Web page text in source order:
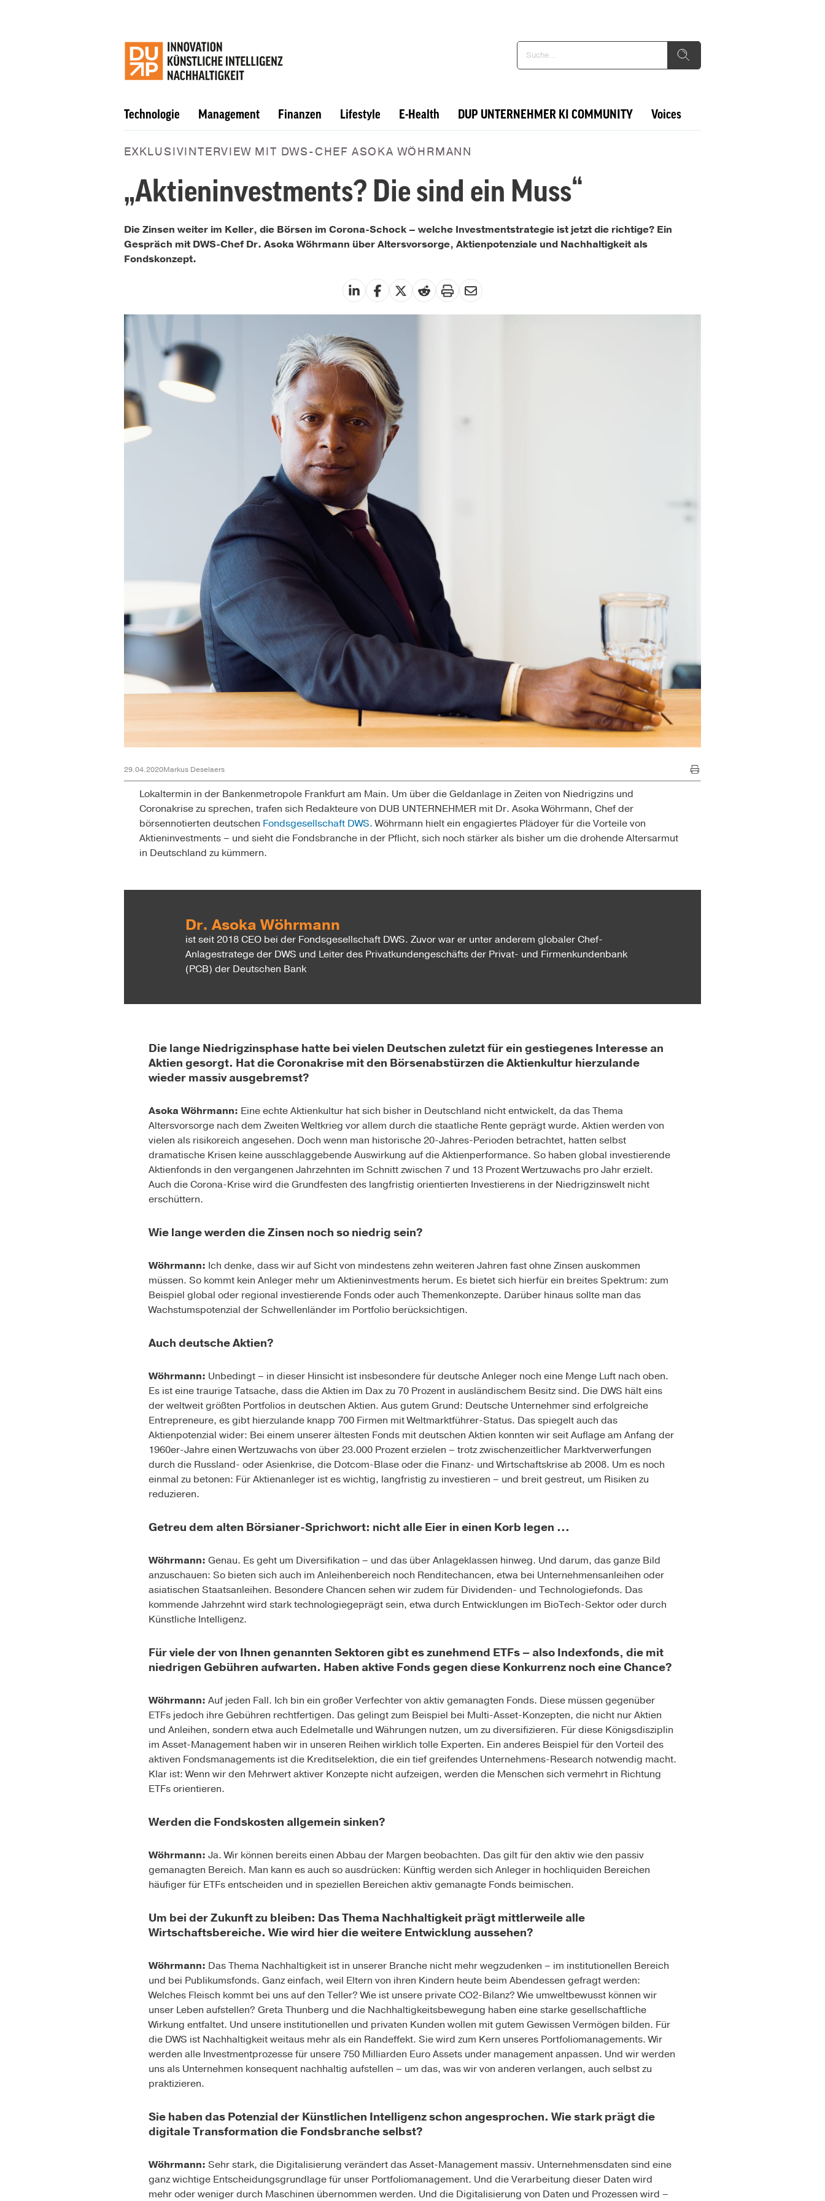
Technologie Management Finanzen Lifestyle E-Health DUP UNTERNEHMER KI COMMUNITY Voices
EXKLUSIVINTERVIEW MIT DWS-CHEF ASOKA WÖHRMANN
„Aktieninvestments? Die sind ein Muss“
Die Zinsen weiter im Keller, die Börsen im Corona-Schock – welche Investmentstrategie ist jetzt die richtige? Ein
Gespräch mit DWS-Chef Dr. Asoka Wöhrmann über Altersvorsorge, Aktienpotenziale und Nachhaltigkeit als
Fondskonzept.
29.04.2020Markus Deselaers
Lokaltermin in der Bankenmetropole Frankfurt am Main. Um über die Geldanlage in Zeiten von Niedrigzins und
Coronakrise zu sprechen, trafen sich Redakteure von DUB UNTERNEHMER mit Dr. Asoka Wöhrmann, Chef der
börsennotierten deutschen Fondsgesellschaft DWS. Wöhrmann hielt ein engagiertes Plädoyer für die Vorteile von
Aktieninvest­ments – und sieht die Fondsbranche in der Pflicht, sich noch stärker als bisher um die drohende Altersarmut
in Deutschland zu kümmern.
Dr. Asoka Wöhrmann
ist seit 2018 CEO bei der Fondsgesellschaft DWS. Zuvor war er unter anderem globaler Chef-
Anlagestra­tege der DWS und Leiter des Privatkundengeschäfts der Privat- und Firmenkundenbank
(PCB) der Deutschen Bank
Die lange Niedrigzins­phase hatte bei vielen Deutschen zuletzt für ein gestiegenes Interesse an
Aktien gesorgt. Hat die Corona­krise mit den Börsenabstürzen die Aktienkultur hierzulande
wieder massiv ausgebremst?
Asoka Wöhrmann: Eine echte Aktienkultur hat sich bisher in Deutschland nicht entwickelt, da das Thema
Altersvorsorge nach dem Zweiten Weltkrieg vor allem durch die staatliche Rente geprägt wurde. Aktien werden von
vielen als risikoreich angesehen. Doch wenn man historische 20-Jahres-Perioden betrachtet, hatten selbst
dramatische Krisen keine ausschlaggebende Auswirkung auf die Aktienperformance. So haben global investierende
Aktienfonds in den vergangenen Jahrzehnten im Schnitt zwischen 7 und 13 Prozent Wertzuwachs pro Jahr erzielt.
Auch die Corona-Krise wird die Grundfesten des langfristig orientierten Investierens in der Niedrigzinswelt nicht
erschüttern.
Wie lange werden die Zinsen noch so niedrig sein?
Wöhrmann: Ich denke, dass wir auf Sicht von mindestens zehn weiteren Jahren fast ohne Zinsen auskommen
müssen. So kommt kein Anleger mehr um Aktien­investments herum. Es bietet sich hierfür ein breites Spektrum: zum
Beispiel global oder regional investierende Fonds oder auch Themenkonzepte. Darüber hinaus sollte man das
Wachstumspotenzial der Schwellenländer im Portfolio berücksichtigen.
Auch deutsche Aktien?
Wöhrmann: Unbedingt – in dieser Hinsicht ist insbesondere für deutsche Anleger noch eine Menge Luft nach oben.
Es ist eine traurige Tatsache, dass die Aktien im Dax zu 70 Prozent in ausländischem Besitz sind. Die DWS hält eins
der weltweit größten Portfolios in deutschen Aktien. Aus gutem Grund: Deutsche Unternehmer sind erfolgreiche
Entrepreneure, es gibt hierzulande knapp 700 Firmen mit Weltmarktführer-Status. Das spiegelt auch das
Aktienpotenzial wider: Bei einem unserer ältesten Fonds mit deutschen Aktien konnten wir seit Auflage am Anfang der
1960er-Jahre einen Wertzuwachs von über 23.000 Prozent erzielen – trotz zwischenzeitlicher Marktverwerfungen
durch die Russland- oder Asienkrise, die Dotcom-Blase oder die Finanz- und Wirtschaftskrise ab 2008. Um es noch
einmal zu betonen: Für Aktien­anleger ist es wichtig, langfristig zu investieren – und breit gestreut, um Risiken zu
reduzieren.
Getreu dem alten Börsianer-Sprichwort: nicht alle Eier in einen Korb legen ...
Wöhrmann: Genau. Es geht um Diversifikation – und das über Anlageklassen hinweg. Und darum, das ­ganze Bild
anzuschauen: So bieten sich auch im Anleihenbereich noch Renditechancen, etwa bei Unternehmensanleihen oder
asiatischen Staatsanleihen. Besondere Chancen sehen wir zudem für Dividenden- und Technologiefonds. Das
kommende Jahrzehnt wird stark technologiegeprägt sein, etwa durch Entwicklungen im BioTech-Sektor oder durch
Künstliche Intelligenz.
Für viele der von Ihnen genannten Sektoren gibt es zunehmend ETFs – also Indexfonds, die mit
niedrigen Gebühren aufwarten. Haben aktive Fonds gegen diese Konkurrenz noch eine Chance?
Wöhrmann: Auf jeden Fall. Ich bin ein großer Verfechter von aktiv gemanagten Fonds. Diese müssen gegenüber
ETFs jedoch ihre Gebühren rechtfertigen. Das gelingt zum Beispiel bei Multi-Asset-Konzepten, die nicht nur Aktien
und Anleihen, sondern etwa auch Edelmetalle und Währungen nutzen, um zu diversifizieren. Für diese Königsdisziplin
im Asset-Management haben wir in unseren Reihen wirklich tolle Experten. Ein anderes Beispiel für den Vorteil des
aktiven Fondsmanagements ist die Kreditselektion, die ein tief greifendes Unternehmens-Research notwendig macht.
Klar ist: Wenn wir den Mehrwert aktiver Konzepte nicht aufzeigen, werden die Menschen sich vermehrt in Richtung
ETFs orientieren.
Werden die Fondskosten allgemein sinken?
Wöhrmann: Ja. Wir können bereits einen Abbau der Margen beobachten. Das gilt für den aktiv wie den passiv
gemanagten Bereich. Man kann es auch so ausdrücken: Künftig werden sich Anleger in hochliqui­den Bereichen
häufiger für ETFs entscheiden und in speziellen Bereichen aktiv gemanagte Fonds beimischen.
Um bei der Zukunft zu bleiben: Das Thema Nachhaltigkeit prägt mittlerweile alle
Wirtschaftsbereiche. Wie wird hier die weitere Entwicklung aussehen?
Wöhrmann: Das Thema Nachhaltigkeit ist in unserer Branche nicht mehr wegzudenken – im institutionellen Bereich
und bei Publikumsfonds. Ganz einfach, weil Eltern von ihren Kindern heute beim Abendessen gefragt werden:
Welches Fleisch kommt bei uns auf den Teller? Wie ist unsere private CO2-Bilanz? Wie umweltbewusst können wir
unser Leben aufstellen? Greta Thunberg und die Nachhaltigkeitsbewegung haben eine starke gesellschaftliche
Wirkung entfaltet. Und unsere institutionellen und privaten Kunden wollen mit gutem Gewissen Vermögen bilden. Für
die DWS ist Nachhaltigkeit weitaus mehr als ein Randeffekt. Sie wird zum Kern unse­res Portfoliomanagements. Wir
werden alle Investmentprozesse für unsere 750 Milliarden Euro Assets under management anpassen. Und wir werden
uns als Unternehmen konsequent nachhaltig aufstellen – um das, was wir von anderen verlangen, auch selbst zu
praktizieren.
Sie haben das Potenzial der Künstlichen Intelligenz schon angesprochen. Wie stark prägt die
digitale Transformation die Fondsbranche selbst?
Wöhrmann: Sehr stark, die Digitalisierung verändert das Asset-Management massiv. Unternehmensdaten sind eine
ganz wichtige Entscheidungsgrundlage für unser Portfoliomanagement. Und die Verarbeitung dieser Daten wird
mehr oder weniger durch Maschinen übernommen werden. Und die Digitalisierung von Daten und Prozessen wird –